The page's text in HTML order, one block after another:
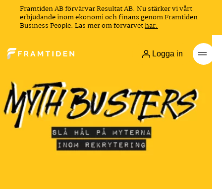
Framtiden AB förvärvar Resultat AB. Nu stärker vi vårt
erbjudande inom ekonomi och finans genom Framtiden
Business People. Läs mer om förvärvethär.
Logga in